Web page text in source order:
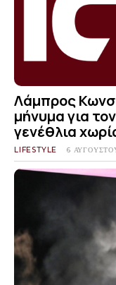
Λάμπρος
μήνυμα για
γενέθλια
LIFESTYLE 6